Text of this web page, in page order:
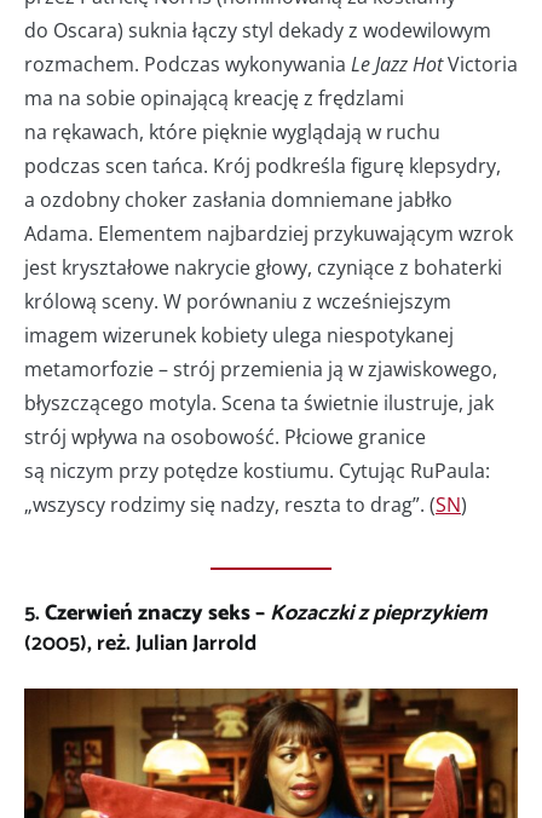
do Oscara) suknia łączy styl dekady z wodewilowym
rozmachem. Podczas wykonywania Le Jazz HotVictoria
ma na sobie opinającą kreację z frędzlami
na rękawach, które pięknie wyglądają w ruchu
podczas scen tańca. Krój podkreśla figurę klepsydry,
a ozdobny choker zasłania domniemane jabłko
Adama. Elementem najbardziej przykuwającym wzrok
jest kryształowe nakrycie głowy, czyniące z bohaterki
królową sceny. W porównaniu z wcześniejszym
imagem wizerunek kobiety ulega niespotykanej
metamorfozie – strój przemienia ją w zjawiskowego,
błyszczącego motyla. Scena ta świetnie ilustruje, jak
strój wpływa na osobowość. Płciowe granice
są niczym przy potędze kostiumu. Cytując RuPaula:
„wszyscy rodzimy się nadzy, reszta to drag”. (SN)
5.Czerwień znaczy seks –Kozaczki z pieprzykiem
(2005), reż. Julian Jarrold